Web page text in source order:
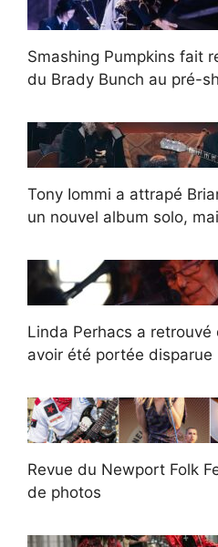
Smashing Pumpkins fait
du Brady Bunch au pré-
Tony Iommi a attrapé
un nouvel album solo,
Linda Perhacs a
avoir été portée disparue
Revue du Newport Folk
de photos